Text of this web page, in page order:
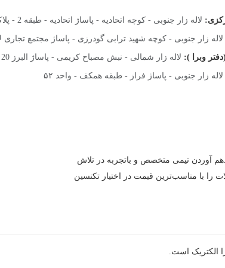
لاله زار جنوبی - کوچه اتحادیه - پاساژ اتحادیه - طبقه 2 - پلاک 21
لاله زار جنوبی - کوچه شهید ترابی گودرزی - پاساژ مجتمع تجاری لاله زار
لاله زار شمالی - نبش مصباح کریمی - پاساژ البرز 20 - طبقه 1 - واحد 212
لاله زار جنوبی - پاساژ فراز - طبقه همکف - واحد ۵۲
آوردن تیمی متخصص و باتجربه در تلاش
را با مناسب‌ترین قیمت در اختیار تکنسین
الکتریک است.